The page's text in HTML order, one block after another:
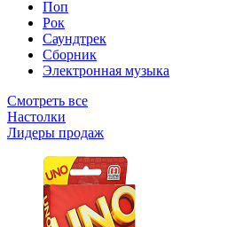
Поп
Рок
Саундтрек
Сборник
Электронная музыка
Смотреть все
Настолки
Лидеры продаж